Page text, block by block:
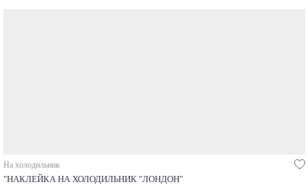
На холодильник
"НАКЛЕЙКА НА ХОЛОДИЛЬНИК "ЛОНДОН"